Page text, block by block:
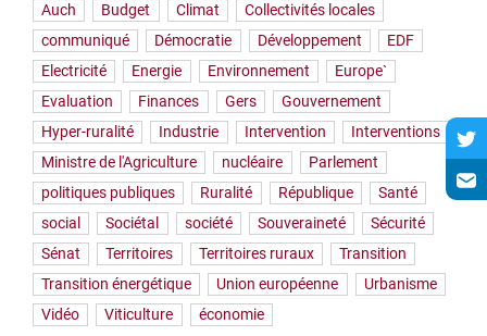
Auch
Budget Climat
Collectivités locales
communiqué
Démocratie Développement
EDF
Electricité
Energie Environnement
Europe`
Evaluation
Finances Gers
Gouvernement
Hyper-ruralité
Industrie Intervention
Interventions
Ministre de l'Agriculture
nucléaire
Parlement
politiques publiques
Ruralité République
Santé
social
Sociétal société Souveraineté
Sécurité
Sénat
Territoires Territoires ruraux
Transition
Transition énergétique
Union européenne
Urbanisme
Vidéo
Viticulture économie